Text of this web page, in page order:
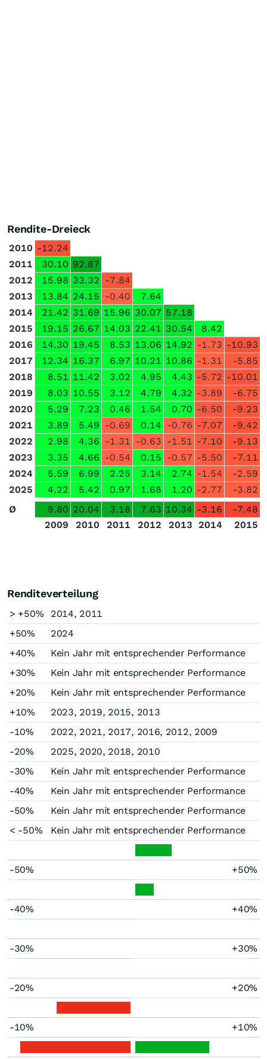
Rendite-Dreieck
2010 -12.24
2011
30.10 92.87
2012
15.98 33.32 -7.84
2013
13.84 24.15 -0.40
7.64
2014
21.42 31.69 15.96 30.07 57.18
2015
19.15 26.67 14.03 22.41 30.54
8.42
2016
14.30 19.45 8.53 13.06 14.92 -1.73 -10.93
2017
12.34 16.37 6.97 10.21 10.86 -1.31 -5.85
2018
8.51 11.42 3.02 4.95 4.43 -5.72 -10.01
2019
8.03 10.55 3.12 4.79 4.32 -3.89 -6.75
2020
5.29 7.23 0.46 1.54 0.70 -6.50 -9.23
2021
3.89 5.49 -0.69 0.14 -0.76 -7.07 -9.42
2022
2.98 4.36 -1.31 -0.63 -1.51 -7.10 -9.13
2023
3.35 4.66 -0.54 0.15 -0.57 -5.50 -7.11
2024
5.59 6.99 2.25 3.14 2.74 -1.54 -2.59
2025
4.22 5.42 0.97 1.68 1.20 -2.77 -3.82
Ø
9.80 20.04 3.18 7.63 10.34 -3.16 -7.48
2009
2010 2011 2012 2013 2014 2015
Renditeverteilung
> +50%
2014, 2011
+50%
2024
+40%
Kein Jahr mit entsprechender Performance
+30%
Kein Jahr mit entsprechender Performance
+20%
Kein Jahr mit entsprechender Performance
+10%
2023, 2019, 2015, 2013
-10%
2022, 2021, 2017, 2016, 2012, 2009
-20%
2025, 2020, 2018, 2010
-30%
Kein Jahr mit entsprechender Performance
-40%
Kein Jahr mit entsprechender Performance
-50%
Kein Jahr mit entsprechender Performance
< -50%
Kein Jahr mit entsprechender Performance
-50% +50%
-40% +40%
-30% +30%
-20% +20%
-10% +10%